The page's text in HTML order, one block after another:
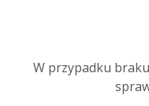
W przypadku